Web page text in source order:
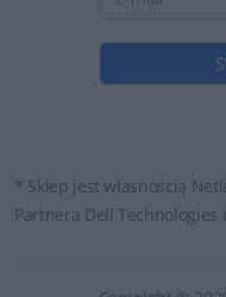
* Sklep jest własnością
Partnera Dell